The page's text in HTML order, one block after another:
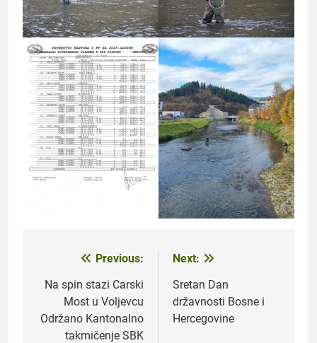
Navigacija
članaka
Previous:
Na spin stazi Carski
Most u Voljevcu
Održano Kantonalno
takmičenje SBK
Next:
Sretan Dan
državnosti Bosne i
Hercegovine